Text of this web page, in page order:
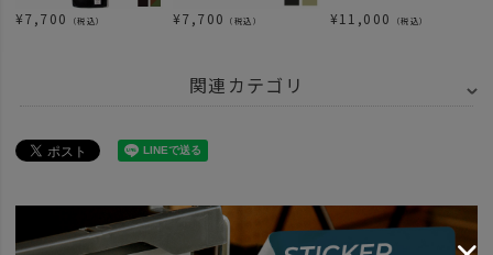
¥7,700 （税込） ¥7,700 （税込） ¥11,000 （税込）
関連カテゴリ
ITEM キッチン・インテリア・収納
キッチン・インテリア・収納 収納用品